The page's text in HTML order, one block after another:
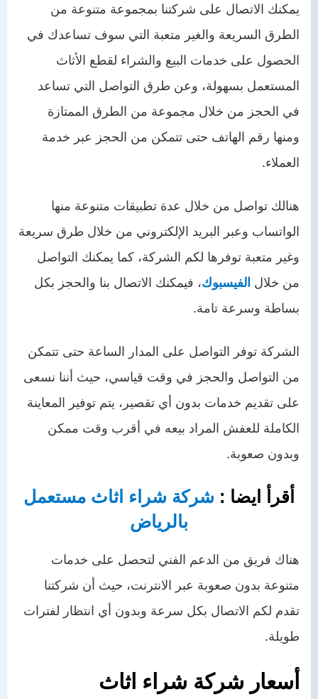
يمكنك الاتصال على شركتنا بمجموعة متنوعة من
الطرق السريعة والغير متعبة التي سوف تساعدك في
الحصول على خدمات البيع والشراء لقطع الأثاث
المستعمل بسهولة، وعن طرق التواصل التي تساعد
في الحجز من خلال مجموعة من الطرق الممتازة
ومنها رقم الهاتف حتى تتمكن من الحجز عبر خدمة
العملاء.
هنالك تواصل من خلال عدة تطبيقات متنوعة منها
الواتساب وعبر البريد الإلكتروني من خلال طرق سريعة
وغير متعبة توفرها لكم الشركة، كما يمكنك التواصل
من خلال الفيسبوك، فيمكنك الاتصال بنا والحجز بكل
بساطة وسرعة تامة.
الشركة توفر التواصل على المدار الساعة حتى تتمكن
من التواصل والحجز في وقت قياسي، حيث أننا نسعى
على تقديم خدمات بدون أي تقصير، يتم توفير المعاينة
الكاملة للعفش المراد بيعه في أقرب وقت ممكن
وبدون صعوبة.
أقرأ ايضا : شركة شراء اثاث مستعمل
بالرياض
هناك فريق من الدعم الفني لتحصل على خدمات
متنوعة بدون صعوبة عبر الانترنت، حيث أن شركتنا
تقدم لكم الاتصال بكل سرعة وبدون أي انتظار لفترات
طويلة.
أسعار شركة شراء اثاث